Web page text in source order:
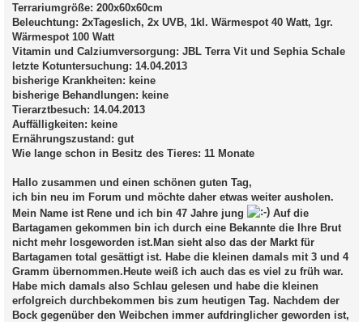
Terrariumgröße: 200x60x60cm
Beleuchtung: 2xTageslich, 2x UVB, 1kl. Wärmespot 40 Watt, 1gr.
Wärmespot 100 Watt
Vitamin und Calziumversorgung: JBL Terra Vit und Sephia Schale
letzte Kotuntersuchung: 14.04.2013
bisherige Krankheiten: keine
bisherige Behandlungen: keine
Tierarztbesuch: 14.04.2013
Auffälligkeiten: keine
Ernährungszustand: gut
Wie lange schon in Besitz des Tieres: 11 Monate
Hallo zusammen und einen schönen guten Tag,
ich bin neu im Forum und möchte daher etwas weiter ausholen.
Mein Name ist Rene und ich bin 47 Jahre jung
Auf die
Bartagamen gekommen bin ich durch eine Bekannte die Ihre Brut
nicht mehr losgeworden ist.Man sieht also das der Markt für
Bartagamen total gesättigt ist. Habe die kleinen damals mit 3 und 4
Gramm übernommen.Heute weiß ich auch das es viel zu früh war.
Habe mich damals also Schlau gelesen und habe die kleinen
erfolgreich durchbekommen bis zum heutigen Tag. Nachdem der
Bock gegenüber den Weibchen immer aufdringlicher geworden ist,